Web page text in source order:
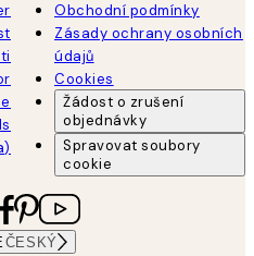
Obchodní podmínky
Zásady ochrany osobních
údajů
Cookies
Žádost o zrušení
objednávky
Spravovat soubory
cookie
ČESKÝ